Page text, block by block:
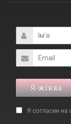
Я-жінка
Я согласен на